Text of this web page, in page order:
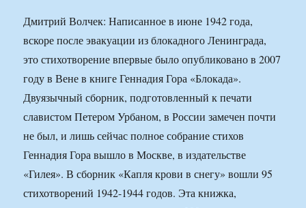
Дмитрий Волчек: Написанное в июне 1942 года,
вскоре после эвакуации из блокадного Ленинграда,
это стихотворение впервые было опубликовано в 2007
году в Вене в книге Геннадия Гора «Блокада».
Двуязычный сборник, подготовленный к печати
славистом Петером Урбаном, в России замечен почти
не был, и лишь сейчас полное собрание стихов
Геннадия Гора вышло в Москве, в издательстве
«Гилея». В сборник «Капля крови в снегу» вошли 95
стихотворений 1942-1944 годов. Эта книжка,